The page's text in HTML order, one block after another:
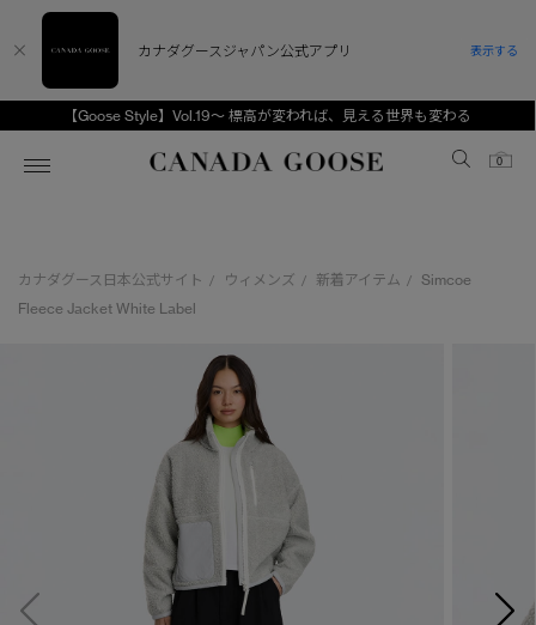
【Goose Style】Vol.19～ 標高が変われば、見える世界も変わる
Canada Goose
0
スノーグース
ディスカバー
アンバサダー
スプリングコレクション
ウィメンズ TOP
新着アイテム
ベストセラー
サマー 26 コレクション
サマー 26 コレクションLOOK
日本限定モデル
スノーグース
メンズ TOP
新着アイテム
ベストセラー
サマー 26 コレクション
サマー 26 コレクションLOOK
日本限定モデル
スノーグース
キッズ TOP
ベビー（0‐24ヵ月)
キッズ（2‐7歳)
ユース（6＋歳)
コレクション
CANADA GOOSE Generationsは、アウター
ウェアの下取り・再販を通じて、長く愛される製
品の価値を受け継いでいきます。
アーカイブの希少なピースもご覧いただけます。
詳しく見る
カナダグース日本公式サイト / ウィメンズ / 新着アイテム /
Simcoe
Fleece Jacket White Label
カナダグースジャパン公式アプリ 表示する